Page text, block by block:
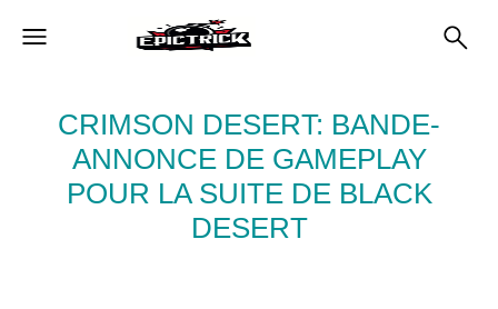
CRIMSON DESERT: BANDE-
ANNONCE DE GAMEPLAY
POUR LA SUITE DE BLACK
DESERT